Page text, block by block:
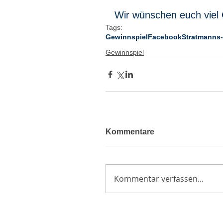
Wir wünschen euch viel
Tags:
GewinnspielFacebook
Gewinnspiel
Kommentare
Kommentar verfassen...